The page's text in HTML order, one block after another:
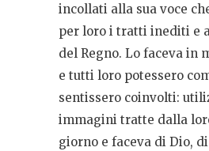
incollati alla sua voce
per loro i tratti inediti e
del Regno. Lo faceva in
e tutti loro potessero
sentissero coinvolti:
immagini tratte dalla
giorno e faceva di Dio,